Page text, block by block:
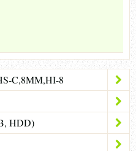
C,8MM,HI-8
HDD)